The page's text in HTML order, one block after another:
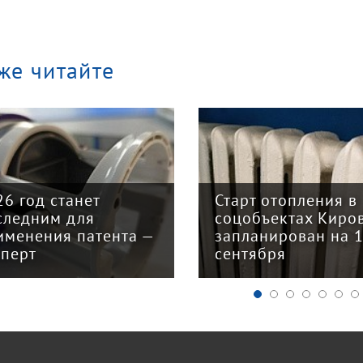
читайте
отопления в
Кирова
на 15
Закон о налоговой
реформе принят:
главных
для бизнеса